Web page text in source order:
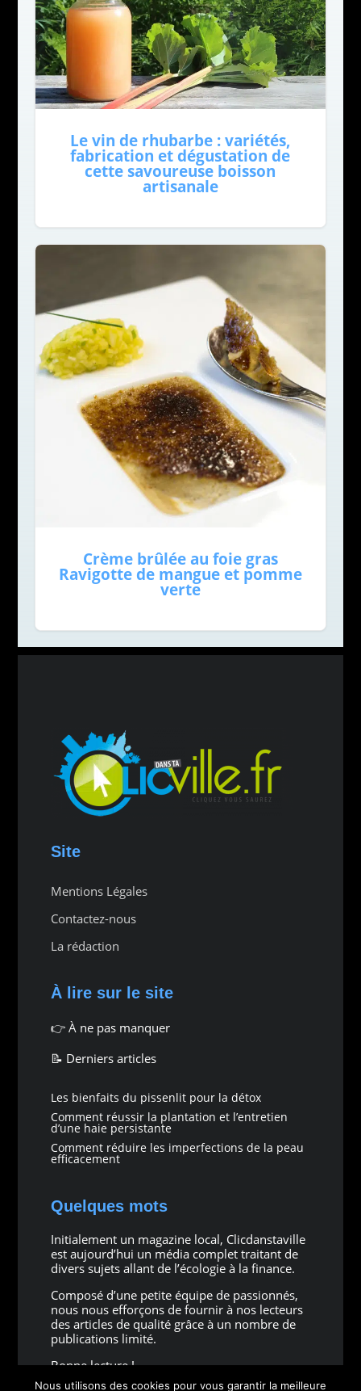
Le vin de rhubarbe : variétés,
fabrication et dégustation de
cette savoureuse boisson
artisanale
Crème brûlée au foie gras
Ravigotte de mangue et pomme
verte
Site
Mentions Légales
Contactez-nous
La rédaction
À lire sur le site
👉 À ne pas manquer
📝 Derniers articles
Les bienfaits du pissenlit pour la détox
Comment réussir la plantation et l’entretien
d’une haie persistante
Comment réduire les imperfections de la peau
efficacement
Quelques mots
Initialement un magazine local, Clicdanstaville
est aujourd’hui un média complet traitant de
divers sujets allant de l’écologie à la finance.
Composé d’une petite équipe de passionnés,
nous nous efforçons de fournir à nos lecteurs
des articles de qualité grâce à un nombre de
publications limité.
Bonne lecture !
Nous utilisons des cookies pour vous garantir la meilleure